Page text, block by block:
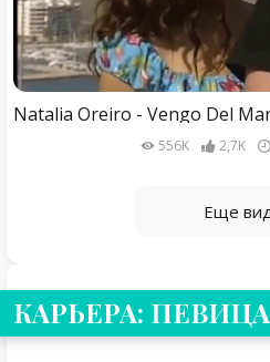
556K 2,7K
Еще
КАРЬЕРА: ПЕВИЦА